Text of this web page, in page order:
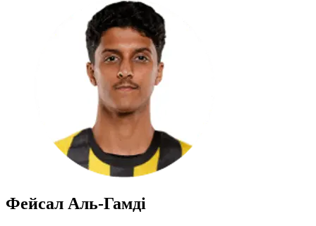
Фейсал Аль-Гамді